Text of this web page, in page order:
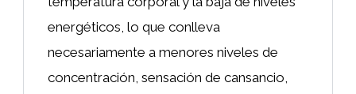
energéticos, lo que conlleva
necesariamente a menores niveles de
concentración, sensación de cansancio,